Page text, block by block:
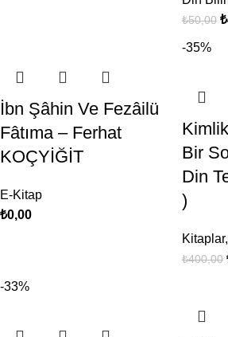
₺50,00 ₺
İbn Şâhin Ve Fezâilü
Fâtıma – Ferhat
KOÇYİĞİT
E-Kitap
₺0,00
-35%
Bir
Din
)
Kitaplar,
₺400,00
-33%